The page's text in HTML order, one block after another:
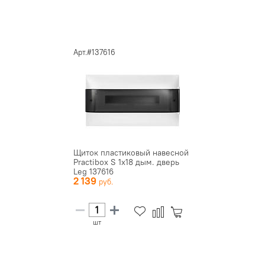
Арт.#137616
Щиток пластиковый навесной
Practibox S 1х18 дым. дверь
Leg 137616
2 139
шт